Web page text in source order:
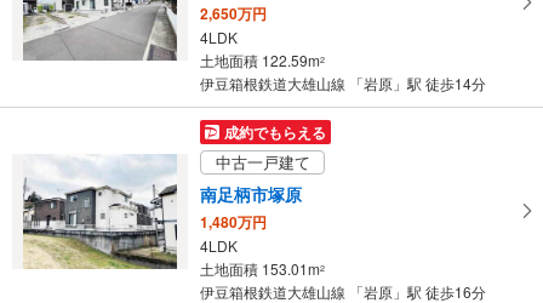
2,650万円
4LDK
土地面積 122.59m2
伊豆箱根鉄道大雄山線 「岩原」駅 徒歩14分
成約でもらえる
中古一戸建て
南足柄市塚原
1,480万円
4LDK
土地面積 153.01m2
伊豆箱根鉄道大雄山線 「岩原」駅 徒歩16分